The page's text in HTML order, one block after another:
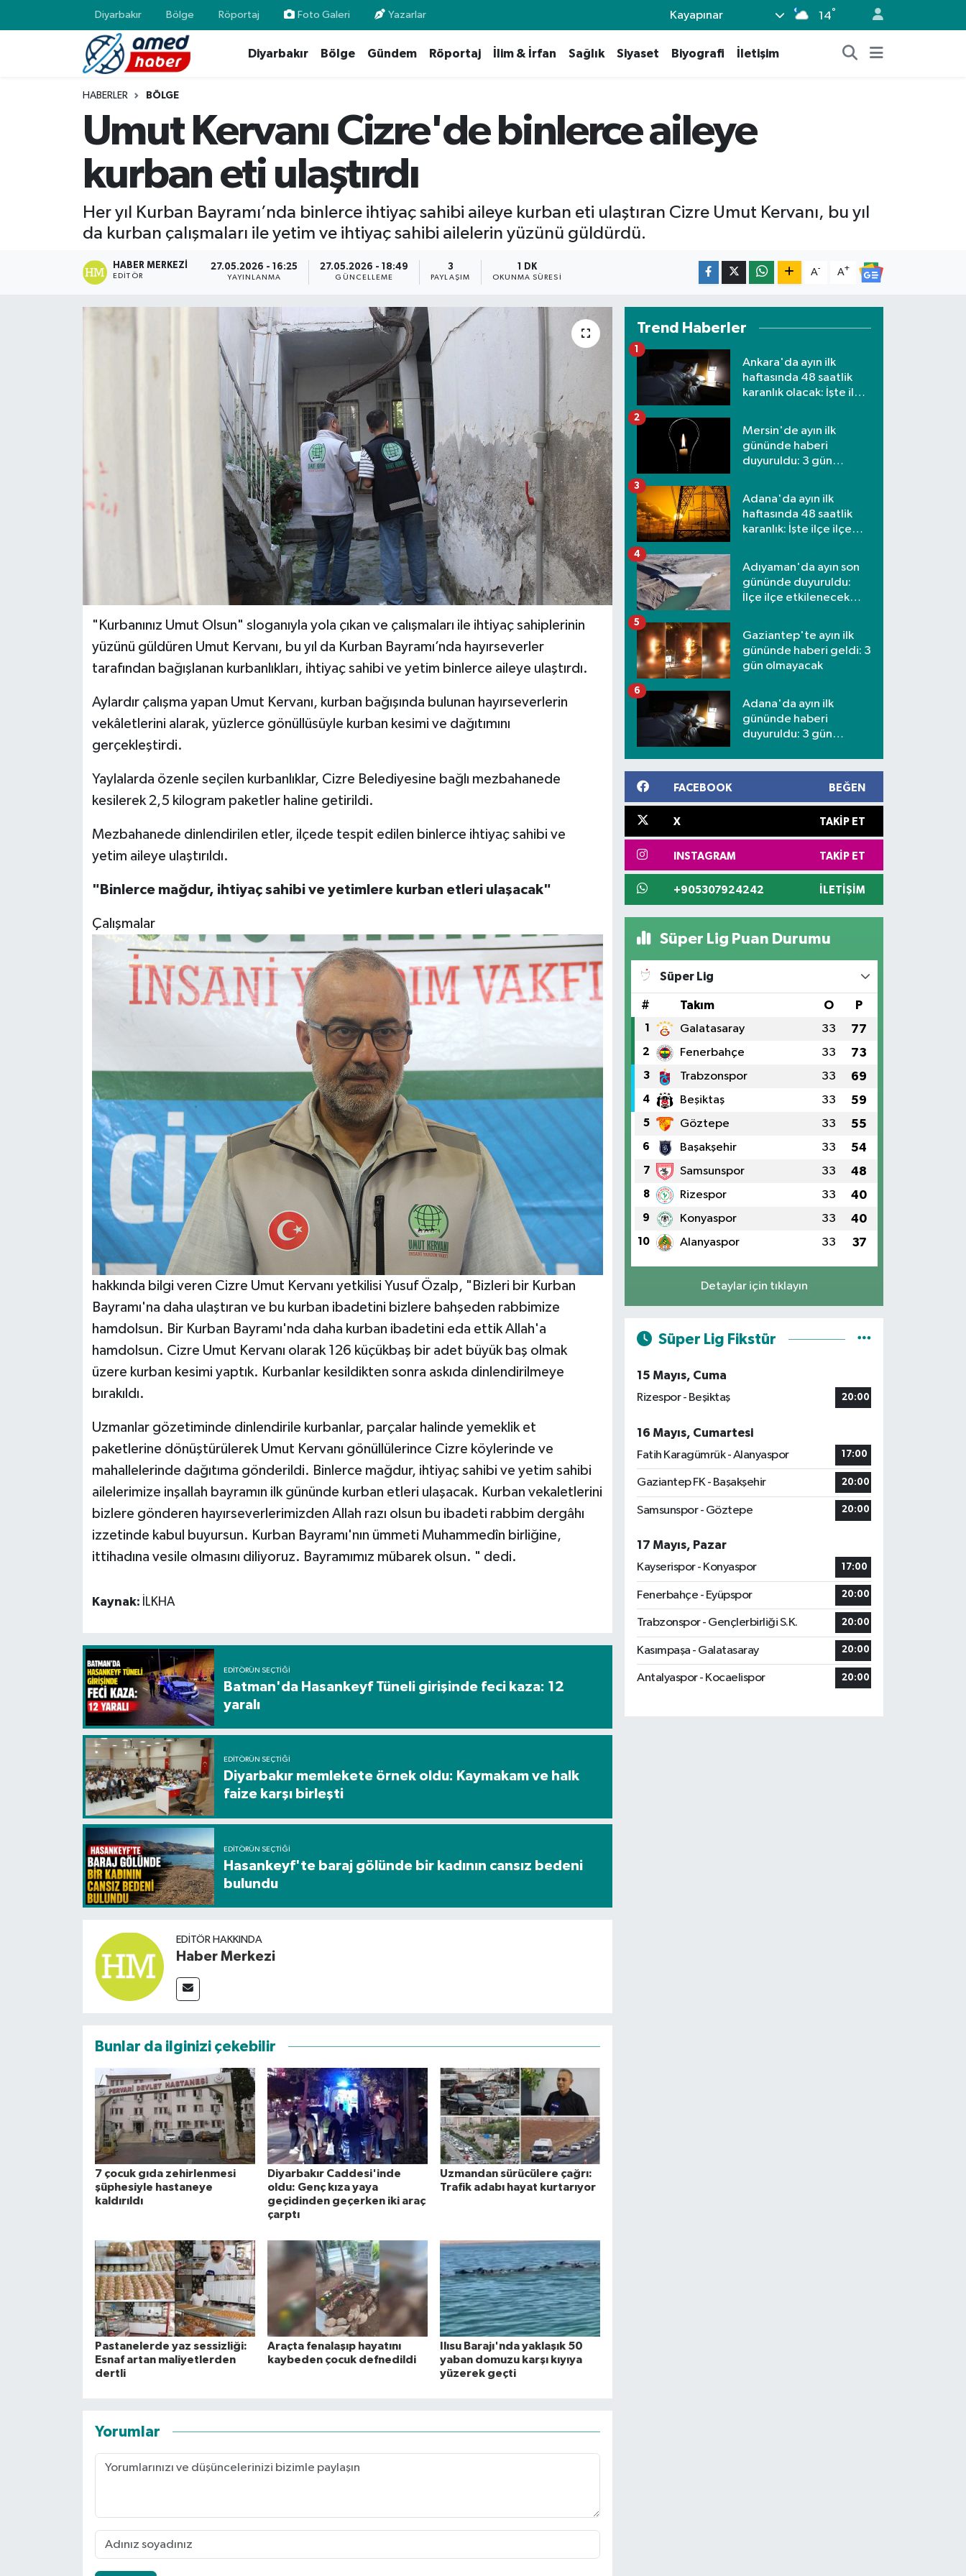
Diyarbakır Bölge Röportaj Foto Galeri Yazarlar Kayapınar 14°
Diyarbakır Bölge Gündem Röportaj İlim & İrfan Sağlık Siyaset Biyografi İletişim
HABERLER BÖLGE
Umut Kervanı Cizre'de binlerce aileye
kurban eti ulaştırdı
Her yıl Kurban Bayramı’nda binlerce ihtiyaç sahibi aileye kurban eti ulaştıran Cizre Umut Kervanı, bu yıl
da kurban çalışmaları ile yetim ve ihtiyaç sahibi ailelerin yüzünü güldürdü.
HABER MERKEZI
EDITÖR
27.05.2026 - 16:25
YAYINLANMA
27.05.2026 - 18:49
GÜNCELLEME
3
PAYLAŞIM
1 DK
OKUNMA SÜRESI
A- A+
"Kurbanınız Umut Olsun" sloganıyla yola çıkan ve çalışmaları ile ihtiyaç sahiplerinin
yüzünü güldüren Umut Kervanı, bu yıl da Kurban Bayramı’nda hayırseverler
tarafından bağışlanan kurbanlıkları, ihtiyaç sahibi ve yetim binlerce aileye ulaştırdı.
Aylardır çalışma yapan Umut Kervanı, kurban bağışında bulunan hayırseverlerin
vekâletlerini alarak, yüzlerce gönüllüsüyle kurban kesimi ve dağıtımını
gerçekleştirdi.
Yaylalarda özenle seçilen kurbanlıklar, Cizre Belediyesine bağlı mezbahanede
kesilerek 2,5 kilogram paketler haline getirildi.
Mezbahanede dinlendirilen etler, ilçede tespit edilen binlerce ihtiyaç sahibi ve
yetim aileye ulaştırıldı.
"Binlerce mağdur, ihtiyaç sahibi ve yetimlere kurban etleri ulaşacak"
Çalışmalar
hakkında bilgi veren Cizre Umut Kervanı yetkilisi Yusuf Özalp, "Bizleri bir Kurban
Bayramı'na daha ulaştıran ve bu kurban ibadetini bizlere bahşeden rabbimize
hamdolsun. Bir Kurban Bayramı'nda daha kurban ibadetini eda ettik Allah'a
hamdolsun. Cizre Umut Kervanı olarak 126 küçükbaş bir adet büyük baş olmak
üzere kurban kesimi yaptık. Kurbanlar kesildikten sonra askıda dinlendirilmeye
bırakıldı.
Uzmanlar gözetiminde dinlendirile kurbanlar, parçalar halinde yemeklik et
paketlerine dönüştürülerek Umut Kervanı gönüllülerince Cizre köylerinde ve
mahallelerinde dağıtıma gönderildi. Binlerce mağdur, ihtiyaç sahibi ve yetim sahibi
ailelerimize inşallah bayramın ilk gününde kurban etleri ulaşacak. Kurban vekaletlerini
bizlere gönderen hayırseverlerimizden Allah razı olsun bu ibadeti rabbim dergâhı
izzetinde kabul buyursun. Kurban Bayramı'nın ümmeti Muhammedîn birliğine,
ittihadına vesile olmasını diliyoruz. Bayramımız mübarek olsun. " dedi.
Kaynak: İLKHA
EDITÖRÜN SEÇTIĞI
Batman'da Hasankeyf Tüneli girişinde feci kaza: 12
yaralı
EDITÖRÜN SEÇTIĞI
Diyarbakır memlekete örnek oldu: Kaymakam ve halk
faize karşı birleşti
EDITÖRÜN SEÇTIĞI
Hasankeyf'te baraj gölünde bir kadının cansız bedeni
bulundu
EDITÖR HAKKINDA
Haber Merkezi
Bunlar da ilginizi çekebilir
7 çocuk gıda zehirlenmesi
şüphesiyle hastaneye
kaldırıldı
Diyarbakır Caddesi'inde
oldu: Genç kıza yaya
geçidinden geçerken iki araç
çarptı
Uzmandan sürücülere çağrı:
Trafik adabı hayat kurtarıyor
Pastanelerde yaz sessizliği:
Esnaf artan maliyetlerden
dertli
Araçta fenalaşıp hayatını
kaybeden çocuk defnedildi
Ilısu Barajı'nda yaklaşık 50
yaban domuzu karşı kıyıya
yüzerek geçti
Yorumlar
Trend Haberler
Ankara'da ayın ilk
haftasında 48 saatlik
karanlık olacak: İşte ilçe
1
Mersin'de ayın ilk
gününde haberi
duyuruldu: 3 gün
2
Adana'da ayın ilk
haftasında 48 saatlik
karanlık: İşte ilçe ilçe
3
Adıyaman'da ayın son
gününde duyuruldu:
İlçe ilçe etkilenecek
4
Gaziantep'te ayın ilk
gününde haberi geldi: 3
gün olmayacak
5
Adana'da ayın ilk
gününde haberi
duyuruldu: 3 gün
6
FACEBOOK BEĞEN
X TAKIP ET
INSTAGRAM TAKIP ET
+905307924242 İLETIŞIM
Süper Lig Puan Durumu
Süper Lig
# Takım O P
1 Galatasaray 33 77
2 Fenerbahçe 33 73
3 Trabzonspor 33 69
4 Beşiktaş 33 59
5 Göztepe 33 55
6 Başakşehir 33 54
7 Samsunspor 33 48
8 Rizespor 33 40
9 Konyaspor 33 40
10 Alanyaspor 33 37
Detaylar için tıklayın
Süper Lig Fikstür
15 Mayıs, Cuma
Rizespor - Beşiktaş
20:00
16 Mayıs, Cumartesi
Fatih Karagümrük - Alanyaspor
17:00
Gaziantep FK - Başakşehir 20:00
Samsunspor - Göztepe 20:00
17 Mayıs, Pazar
Kayserispor - Konyaspor
17:00
Fenerbahçe - Eyüpspor 20:00
Trabzonspor - Gençlerbirliği S.K. 20:00
Kasımpaşa - Galatasaray 20:00
Antalyaspor - Kocaelispor 20:00
Diyarbakır
Foto Galeri
Diyarbakır
Bilim & Teknoloji
Ekonomi
Kültür & Sanat
Sağlık & Yaşam
Diyarbakır Nöbetçi Eczaneler
Diyarbakır Hava Durumu
Diyarbakır Namaz Vakitleri
Diyarbakır Trafik Yoğunluk Haritası
Tüm Manşetler
Son Dakika Haberleri
Haber Arşivi